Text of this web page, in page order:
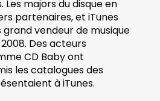
majors du disque en
partenaires, et iTunes
vendeur de musique
Des acteurs
CD Baby ont
les catalogues des
à iTunes.